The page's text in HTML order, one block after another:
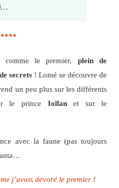
comme le premier, plein de
secrets ! Lomé se découvre de
un peu plus sur les différents
le prince Iollanet sur le
avec la faune (pas toujours
j’avais dévoré le premier !